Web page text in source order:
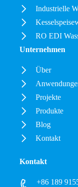
Industrielle
RO EDI
Unternehmen
Über
Projekte
Produkte
Blog
Kontakt
Kontakt
+86 189